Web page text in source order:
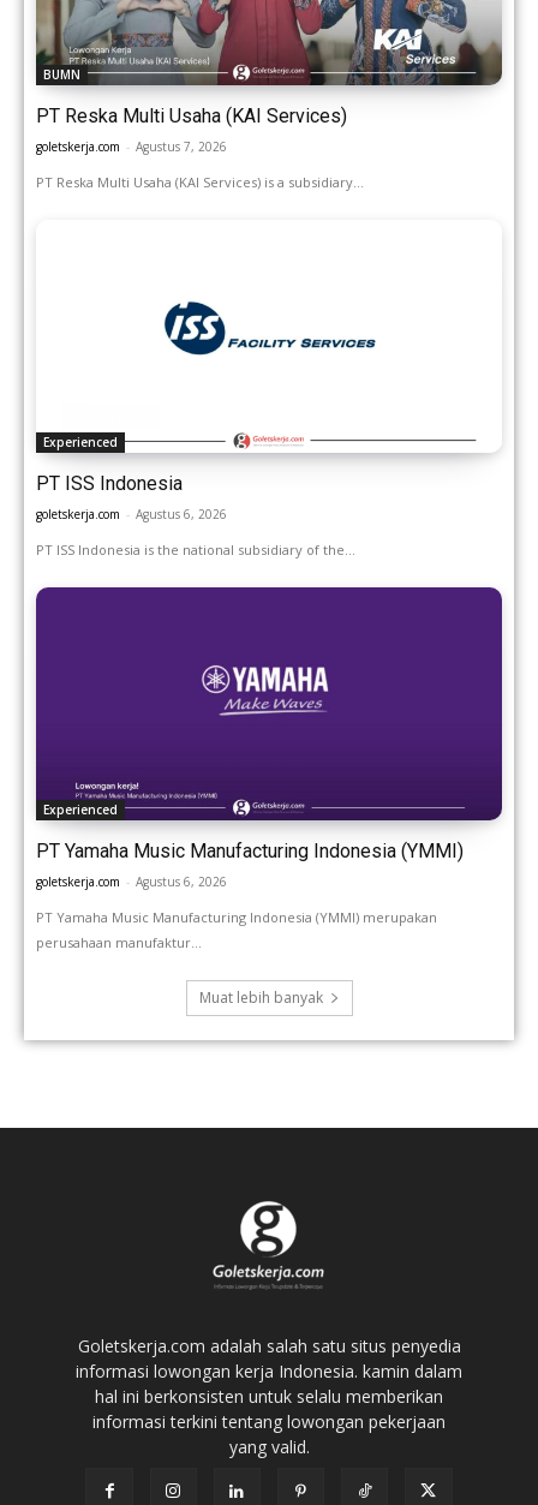
BUMN
PT Reska Multi Usaha (KAI Services)
goletskerja.com - Agustus 7, 2026
PT Reska Multi Usaha (KAI Services) is a subsidiary...
Experienced
PT ISS Indonesia
goletskerja.com - Agustus 6, 2026
PT ISS Indonesia is the national subsidiary of the...
Experienced
PT Yamaha Music Manufacturing Indonesia (YMMI)
goletskerja.com - Agustus 6, 2026
PT Yamaha Music Manufacturing Indonesia (YMMI) merupakan
perusahaan manufaktur...
Muat lebih banyak
Goletskerja.com adalah salah satu situs penyedia
informasi lowongan kerja Indonesia. kamin dalam
hal ini berkonsisten untuk selalu memberikan
informasi terkini tentang lowongan pekerjaan
yang valid.